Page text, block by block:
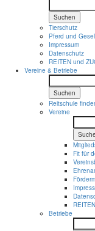
Suchen
Tierschutz
Pferd und
Impressum
Datenschutz
REITEN und
Vereine & Betriebe
Suchen
Reitschule
Vereine
Fit für
Betriebe